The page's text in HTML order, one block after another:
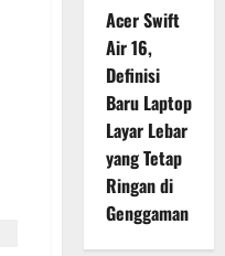
Acer Swift
Air 16,
Definisi
Baru Laptop
Layar Lebar
yang Tetap
Ringan di
Genggaman